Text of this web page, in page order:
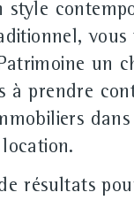
style
vous
un
à prendre
résultats